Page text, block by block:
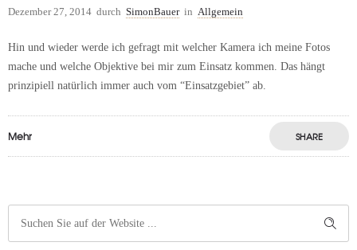
Dezember 27, 2014 durch SimonBauer in Allgemein
Hin und wieder werde ich gefragt mit welcher Kamera ich meine Fotos
mache und welche Objektive bei mir zum Einsatz kommen. Das hängt
prinzipiell natürlich immer auch vom “Einsatzgebiet” ab.
Mehr SHARE